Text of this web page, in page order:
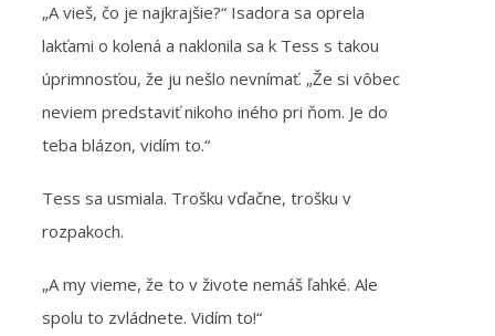
„A vieš, čo je najkrajšie?“ Isadora sa oprela
lakťami o kolená a naklonila sa k Tess s takou
úprimnosťou, že ju nešlo nevnímať. „Že si vôbec
neviem predstaviť nikoho iného pri ňom. Je do
teba blázon, vidím to.“
Tess sa usmiala. Trošku vďačne, trošku v
rozpakoch.
„A my vieme, že to v živote nemáš ľahké. Ale
spolu to zvládnete. Vidím to!“